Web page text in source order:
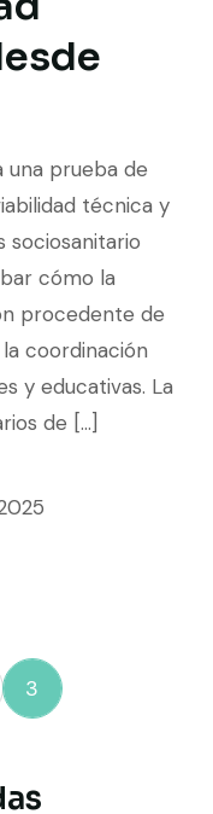
una prueba de
técnica y
sociosanitario
cómo la
procedente de
coordinación
y educativas. La
de […]
3